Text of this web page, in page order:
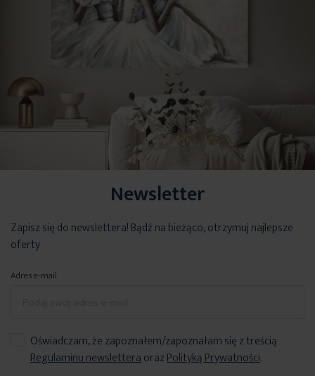
Newsletter
Zapisz się do newslettera! Bądź na bieżąco, otrzymuj najlepsze
oferty
Adres e-mail
Oświadczam, że zapoznałem/zapoznałam się z treścią
Regulaminu newsletteraorazPolityką Prywatności.